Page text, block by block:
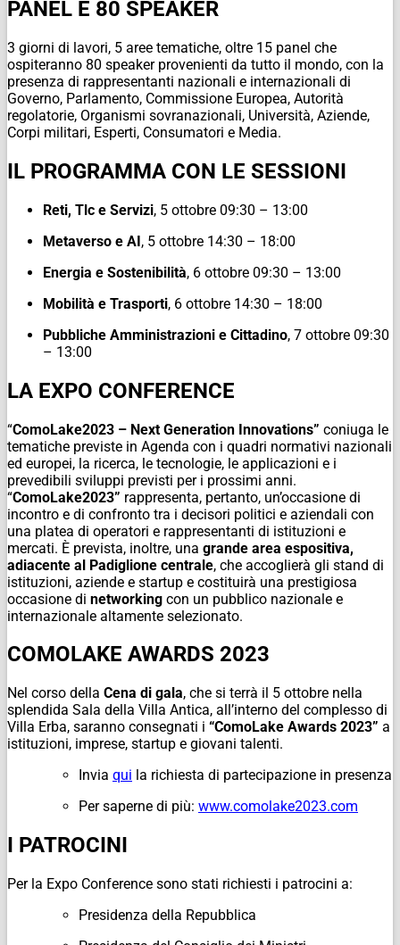
PANEL E 80 SPEAKER
3 giorni di lavori, 5 aree tematiche, oltre 15 panel che
ospiteranno 80 speaker provenienti da tutto il mondo, con la
presenza di rappresentanti nazionali e internazionali di
Governo, Parlamento, Commissione Europea, Autorità
regolatorie, Organismi sovranazionali, Università, Aziende,
Corpi militari, Esperti, Consumatori e Media.
IL PROGRAMMA CON LE SESSIONI
Reti, Tlc e Servizi, 5 ottobre 09:30 – 13:00
Metaverso e AI, 5 ottobre 14:30 – 18:00
Energia e Sostenibilità, 6 ottobre 09:30 – 13:00
Mobilità e Trasporti, 6 ottobre 14:30 – 18:00
Pubbliche Amministrazioni e Cittadino, 7 ottobre 09:30
– 13:00
LA EXPO CONFERENCE
“ComoLake2023 – Next Generation Innovations” coniuga le
tematiche previste in Agenda con i quadri normativi nazionali
ed europei, la ricerca, le tecnologie, le applicazioni e i
prevedibili sviluppi previsti per i prossimi anni.
“ComoLake2023” rappresenta, pertanto, un’occasione di
incontro e di confronto tra i decisori politici e aziendali con
una platea di operatori e rappresentanti di istituzioni e
mercati. È prevista, inoltre, una grande area espositiva,
adiacente al Padiglione centrale, che accoglierà gli stand di
istituzioni, aziende e startup e costituirà una prestigiosa
occasione di networking con un pubblico nazionale e
internazionale altamente selezionato.
COMOLAKE AWARDS 2023
Nel corso della Cena di gala, che si terrà il 5 ottobre nella
splendida Sala della Villa Antica, all’interno del complesso di
Villa Erba, saranno consegnati i “ComoLake Awards 2023” a
istituzioni, imprese, startup e giovani talenti.
Invia qui la richiesta di partecipazione in presenza
Per saperne di più: www.comolake2023.com
I PATROCINI
Per la Expo Conference sono stati richiesti i patrocini a:
Presidenza della Repubblica